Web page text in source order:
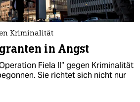
Kriminalität
in Angst
Fiela II“ gegen Kriminalität
Sie richtet sich nicht nur